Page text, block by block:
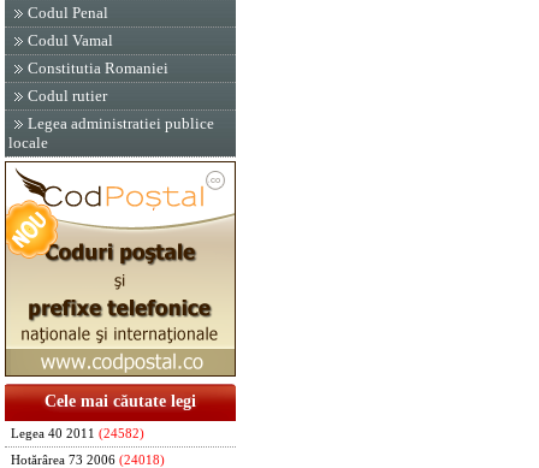
Codul Penal
Codul Vamal
Constitutia Romaniei
Codul rutier
Legea administratiei publice
locale
Cele mai căutate legi
Legea 40 2011 (24582)
Hotărârea 73 2006 (24018)